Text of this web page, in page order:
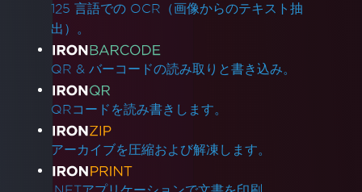
125 言語での OCR（画像からのテキスト抽
出）。
QR & バーコードの読み取りと書き込み。
QRコードを読み書きします。
アーカイブを圧縮および解凍します。